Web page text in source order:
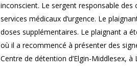
inconscient. Le sergent responsable
services médicaux d’urgence. Le
doses supplémentaires. Le plaignant a
où il a recommencé à présenter des
Centre de détention d’Elgin-Middlesex, à